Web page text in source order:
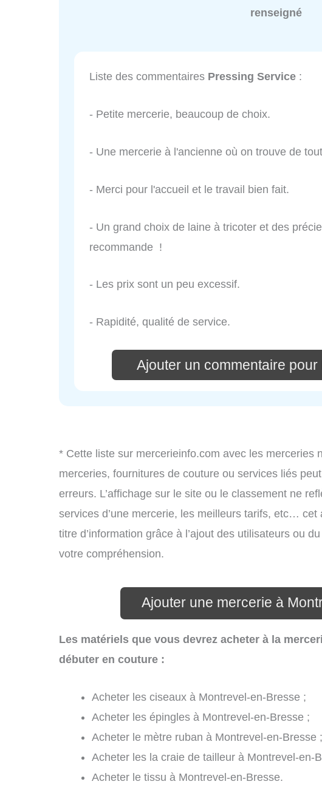
renseigné
Liste des commentaires Pressing Service :
- Petite mercerie, beaucoup de choix.
- Une mercerie à l'ancienne où on trouve de
- Merci pour l'accueil et le travail bien fait.
- Un grand choix de laine à tricoter et des
recommande !
- Les prix sont un peu excessif.
- Rapidité, qualité de service.
Ajouter un commentaire
* Cette liste sur mercerieinfo.com avec les merceries
merceries, fournitures de couture ou services liés
erreurs. L’affichage sur le site ou le classement ne
services d’une mercerie, les meilleurs tarifs, etc…
titre d’information grâce à l’ajout des utilisateurs ou
votre compréhension.
Ajouter une mercerie à
Les matériels que vous devrez acheter à la
débuter en couture :
Acheter les ciseaux à Montrevel-en-Bresse ;
Acheter les épingles à Montrevel-en-Bresse ;
Acheter le mètre ruban à Montrevel-en-Bresse ;
Acheter les la craie de tailleur à Montrevel-en-
Acheter le tissu à Montrevel-en-Bresse.